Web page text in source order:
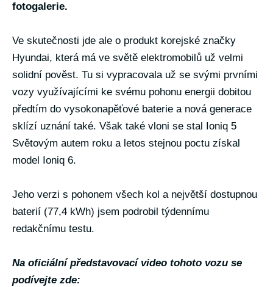
fotogalerie.
Ve skutečnosti jde ale o produkt korejské značky
Hyundai, která má ve světě elektromobilů už velmi
solidní pověst. Tu si vypracovala už se svými prvními
vozy využívajícími ke svému pohonu energii dobitou
předtím do vysokonapěťové baterie a nová generace
sklízí uznání také. Však také vloni se stal Ioniq 5
Světovým autem roku a letos stejnou poctu získal
model Ioniq 6.
Jeho verzi s pohonem všech kol a největší dostupnou
baterií (77,4 kWh) jsem podrobil týdennímu
redakčnímu testu.
Na oficiální představovací video tohoto vozu se
podívejte zde: